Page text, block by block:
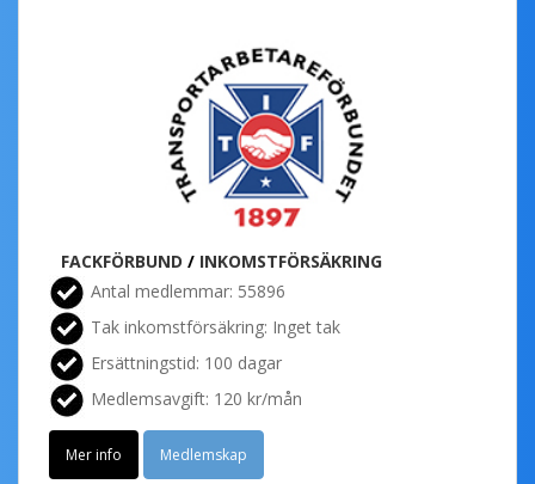
FACKFÖRBUND / INKOMSTFÖRSÄKRING
Antal medlemmar: 55896
Tak inkomstförsäkring: Inget tak
Ersättningstid: 100 dagar
Medlemsavgift: 120 kr/mån
Mer info Medlemskap